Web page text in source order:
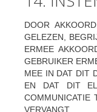
DOOR
GELEZEN,
ERMEE
GEBRUIKER
MEE IN DAT DIT
EN DAT DIT
COMMUNICATIE
VERVANGT.